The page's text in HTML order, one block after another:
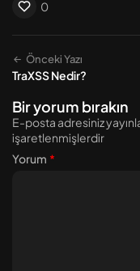
0
Önceki Yazı
TraXSS Nedir?
Bir yorum bırakın
E-posta adresiniz
işaretlenmişlerdir
Yorum *